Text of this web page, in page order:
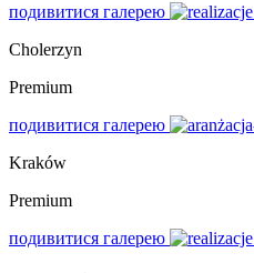
подивитися галерею
Cholerzyn
Premium
подивитися галерею
Kraków
Premium
подивитися галерею